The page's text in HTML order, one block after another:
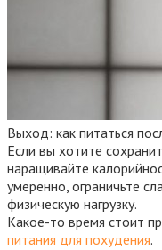
Выход: как питаться
Если вы хотите
наращивайте
умеренно, ограничьте
физическую нагрузку.
Какое-то время стоит
питания для похудения.